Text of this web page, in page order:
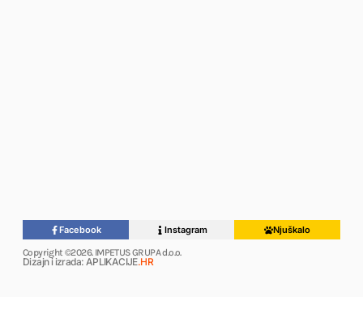
Facebook Instagram
Njuškalo
Copyright ©2026. IMPETUS GRUPA d.o.o.
Dizajn i izrada: APLIKACIJE.HR